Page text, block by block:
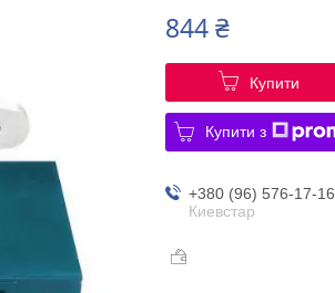
844 ₴
Купити
Купити з
+380 (96) 576-17-16
Киевстар